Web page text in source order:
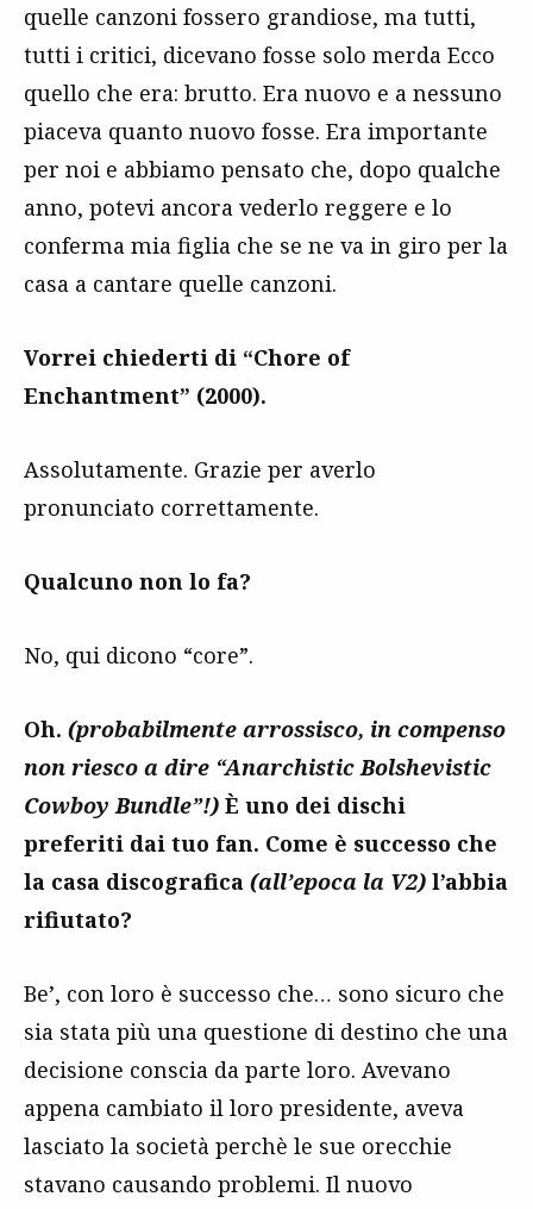
quelle canzoni fossero grandiose, ma tutti,
tutti i critici, dicevano fosse solo merda Ecco
quello che era: brutto. Era nuovo e a nessuno
piaceva quanto nuovo fosse. Era importante
per noi e abbiamo pensato che, dopo qualche
anno, potevi ancora vederlo reggere e lo
conferma mia figlia che se ne va in giro per la
casa a cantare quelle canzoni.
Vorrei chiederti di “Chore of
Enchantment” (2000).
Assolutamente. Grazie per averlo
pronunciato correttamente.
Qualcuno non lo fa?
No, qui dicono “core”.
Oh. (probabilmente arrossisco, in compenso
non riesco a dire “Anarchistic Bolshevistic
Cowboy Bundle”!) È uno dei dischi
preferiti dai tuo fan. Come è successo che
la casa discografica (all’epoca la V2) l’abbia
rifiutato?
Be’, con loro è successo che… sono sicuro che
sia stata più una questione di destino che una
decisione conscia da parte loro. Avevano
appena cambiato il loro presidente, aveva
lasciato la società perchè le sue orecchie
stavano causando problemi. Il nuovo